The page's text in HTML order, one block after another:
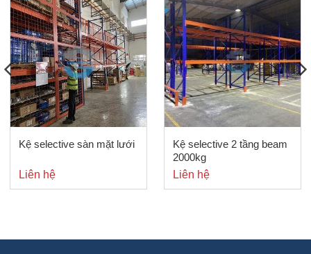
Kệ selective sàn mặt lưới
Liên hệ
Kệ selective 2 tầng beam
2000kg
Liên hệ